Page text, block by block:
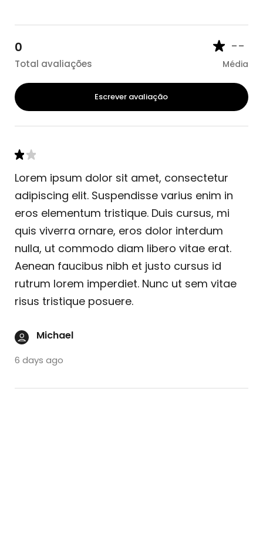
0
Total avaliações
--
Média
Escrever avaliação
Lorem ipsum dolor sit amet, consectetur
adipiscing elit. Suspendisse varius enim in
eros elementum tristique. Duis cursus, mi
quis viverra ornare, eros dolor interdum
nulla, ut commodo diam libero vitae erat.
Aenean faucibus nibh et justo cursus id
rutrum lorem imperdiet. Nunc ut sem vitae
risus tristique posuere.
Michael
6 days ago